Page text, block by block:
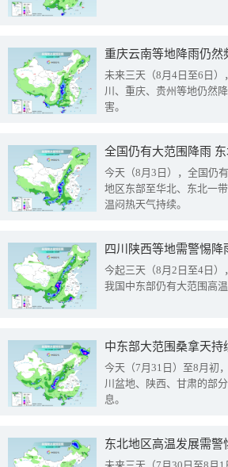
重庆云南等地降雨仍然
未来三天（8月4日至6日
川、重庆、贵州等地仍然
害。
全国仍有大范围降雨
今天（8月3日），全国仍
地区东部至华北、东北一
温闷热天气持续。
今起三天（8月2日至4日
我国中东部仍有大范围高
中东部大范围桑拿天
今天（7月31日）至8月初
川盆地、陕西、甘肃的部
息。
东北地区高温发展需